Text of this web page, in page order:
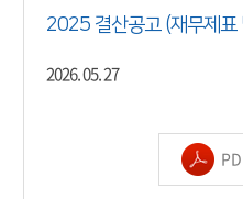
2025 결산공고 (재무제표
2026. 05. 27